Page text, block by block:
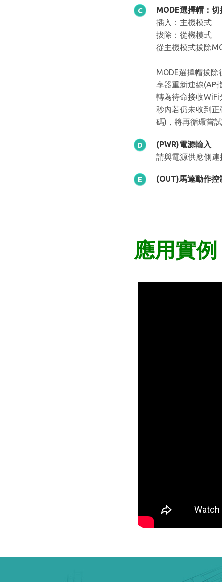
C
MODE選擇帽：
插入：主機模式
拔除：從機模式
從主機模式拔除
MODE選擇帽拔
享器重新連線(AP
轉為待命接收WiFi
秒內若仍未收到正
碼)，將再循環嘗
D
(PWR)電源輸入
請與電源供應側連
E (OUT)馬達動作控
應用實例